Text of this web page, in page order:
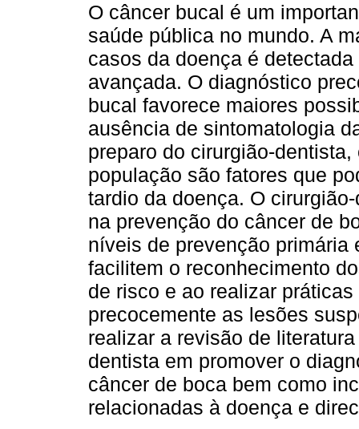
O câncer bucal é um
saúde pública no mundo. A
casos da doença é
avançada. O diagnóstico
bucal favorece maiores
ausência de sintomatologia
preparo do cirurgião-
população são fatores que
tardio da doença. O
na prevenção do câncer de
níveis de prevenção primária
facilitem o reconhecimento
de risco e ao realizar
precocemente as lesões
realizar a revisão de
dentista em promover o
câncer de boca bem como
relacionadas à doença e